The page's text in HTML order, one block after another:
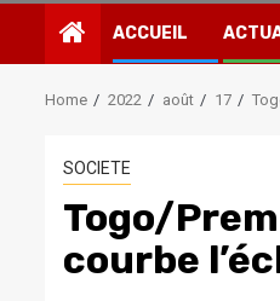
ACCUEIL
Home 2022 août 17
SOCIETE
Togo/
courbe